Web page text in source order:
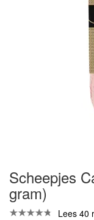
Scheepjes
gram)
Lees 40